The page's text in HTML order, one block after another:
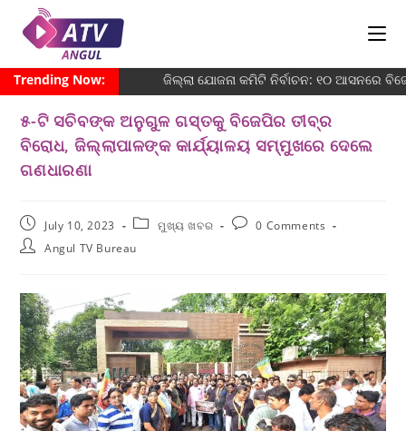
Trending Now: ଜିଲ୍ଲା ଯୋଜନା କମିଟି ନିର୍ବାଚନ: ୧୦ ଆସନରେ
୫-ଟି ସଚିବଙ୍କ ଅନୁଗୁଳ ଗସ୍ତକୁ ବିଜେପିର ତୀବ୍ର
ବିରୋଧ, ଜିଲ୍ଲାପାଳଙ୍କ କାର୍ଯ୍ୟାଳୟ ସମ୍ମୁଖରେ ଦେଲେ
ଗଣଧାରଣା
July 10, 2023 ମୁଖ୍ୟ ଖବର
0 Comments
Angul TV Bureau